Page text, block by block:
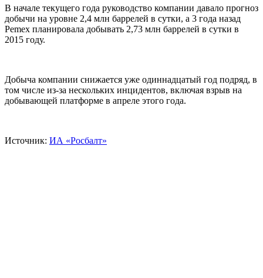
В начале текущего года руководство компании давало прогноз
добычи на уровне 2,4 млн баррелей в сутки, а 3 года назад
Pemex планировала добывать 2,73 млн баррелей в сутки в
2015 году.
Добыча компании снижается уже одиннадцатый год подряд, в
том числе из-за нескольких инцидентов, включая взрыв на
добывающей платформе в апреле этого года.
Источник: ИА «Росбалт»